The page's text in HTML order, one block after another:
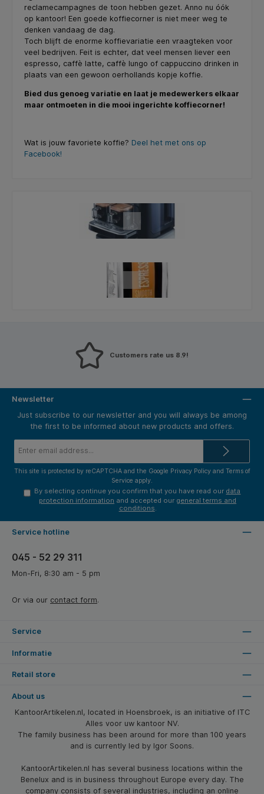
reclamecampagnes de toon hebben gezet. Anno nu óók
op kantoor! Een goede koffiecorner is niet meer weg te
denken vandaag de dag.
Toch blijft de enorme koffievariatie een vraagteken voor
veel bedrijven. Feit is echter, dat veel mensen liever een
espresso, caffè latte, caffè lungo of cappuccino drinken in
plaats van een gewoon oerhollands kopje koffie.
Bied dus genoeg variatie en laat je medewerkers elkaar
maar ontmoeten in die mooi ingerichte koffiecorner!
Wat is jouw favoriete koffie? Deel het met ons op
Facebook!
Customers rate us 8.9!
Newsletter
Just subscribe to our newsletter and you will always be among
the first to be informed about new products and offers.
This site is protected by reCAPTCHA and the Google Privacy Policyand Terms of
Service apply.
By selecting continue you confirm that you have read our data
protection information and accepted our general terms and
conditions.
Service hotline
045 - 52 29 311
Mon-Fri, 8:30 am - 5 pm
Or via our contact form.
Service
Informatie
Retail store
About us
KantoorArtikelen.nl, located in Hoensbroek, is an initiative of ITC
Alles voor uw kantoor NV.
The family business has been around for more than 100 years
and is currently led by Igor Soons.
KantoorArtikelen.nl has several business locations within the
Benelux and is in business throughout Europe every day. The
company consists of several industries, including an online